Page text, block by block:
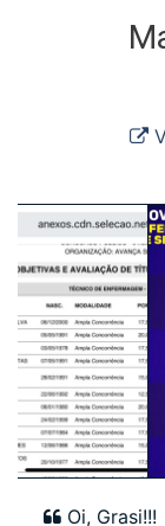
Oi, Grasi!!!